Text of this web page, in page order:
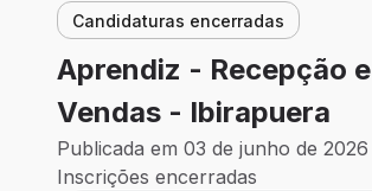
Candidaturas encerradas
Aprendiz - Recepção e
Vendas - Ibirapuera
Publicada em 03 de junho de 2026
Inscrições encerradas